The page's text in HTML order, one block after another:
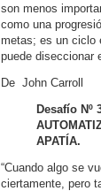
son menos
como una
metas; es un ciclo
puede diseccionar
De John Carroll
Desafío Nº
APATÍA.
“Cuando algo se
ciertamente, pero